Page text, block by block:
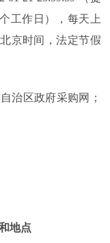
工作日），每天上
京时间，法定节假
治区政府采购网；
地点